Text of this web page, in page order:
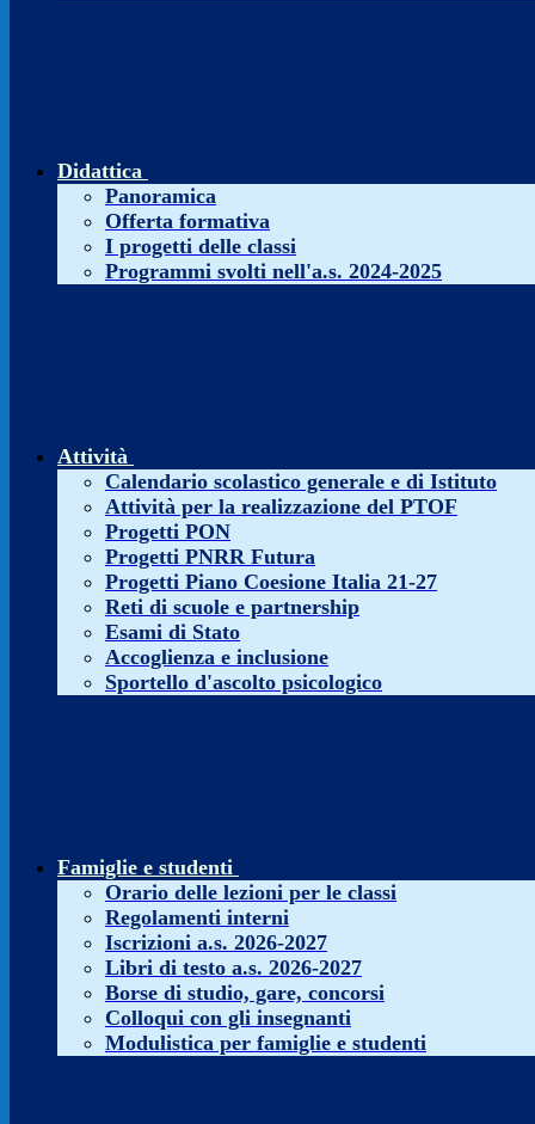
Didattica
Panoramica
Offerta formativa
I progetti delle classi
Programmi svolti nell'a.s. 2024-2025
Attività
Calendario scolastico generale e di Istituto
Attività per la realizzazione del PTOF
Progetti PON
Progetti PNRR Futura
Progetti Piano Coesione Italia 21-27
Reti di scuole e partnership
Esami di Stato
Accoglienza e inclusione
Sportello d'ascolto psicologico
Famiglie e studenti
Orario delle lezioni per le classi
Regolamenti interni
Iscrizioni a.s. 2026-2027
Libri di testo a.s. 2026-2027
Borse di studio, gare, concorsi
Colloqui con gli insegnanti
Modulistica per famiglie e studenti